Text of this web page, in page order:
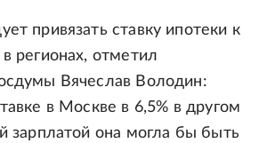
привязать ставку ипотеки к
регионах, отметил
Вячеслав Володин:
в Москве в 6,5% в другом
зарплатой она могла бы быть